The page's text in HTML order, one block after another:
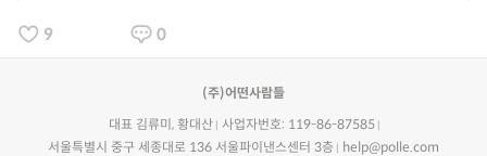
9 0
(주)어떤사람들
대표 김류미, 황대산
사업자번호: 119-86-87585
서울특별시 중구 세종대로 136 서울파이낸스센터 3층
help@polle.com